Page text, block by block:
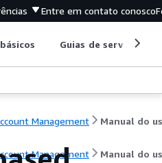
Entre em contato conosco
Guias de serviço
Management
Management Manual do